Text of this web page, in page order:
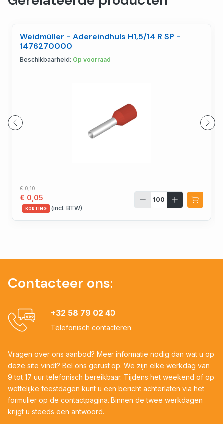
Weidmüller - Adereindhuls H1,5/14 R SP -
1476270000
Beschikbaarheid: Op voorraad
€ 0,10
€ 0,05
KORTING (incl. BTW)
Contacteer ons:
+32 58 79 02 40
Telefonisch contacteren
Vragen over ons aanbod? Meer informatie nodig dan wat u op
deze site vindt? Bel ons gerust op. We zijn elke werkdag van
9 tot 17 uur telefonisch bereikbaar. Tijdens het weekend of op
wettelijke feestdagen kunt u een bericht achterlaten via het
formulier op de contactpagina. Binnen de twee werkdagen
krijgt u steeds een antwoord.